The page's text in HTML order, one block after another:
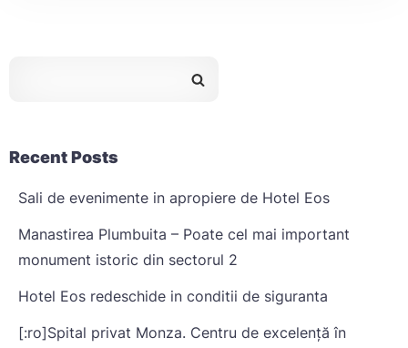
Recent Posts
Sali de evenimente in apropiere de Hotel Eos
Manastirea Plumbuita – Poate cel mai important
monument istoric din sectorul 2
Hotel Eos redeschide in conditii de siguranta
[:ro]Spital privat Monza. Centru de excelență în